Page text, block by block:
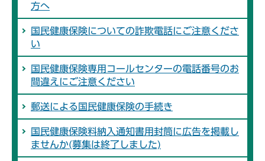
方へ
国民健康保険についての詐欺電話にご注意くださ
い
国民健康保険専用コールセンターの電話番号のお
間違えにご注意ください
郵送による国民健康保険の手続き
国民健康保険料納入通知書用封筒に広告を掲載し
ませんか(募集は終了しました)